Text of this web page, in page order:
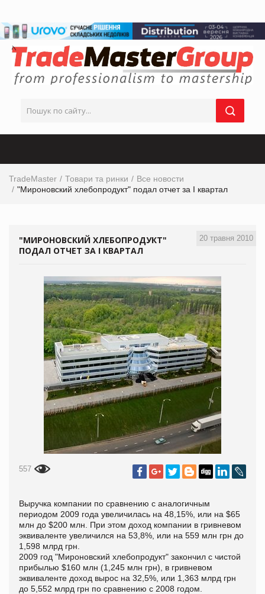
TradeMaster Товари та ринки
Все новости
"Мироновский хлебопродукт" подал отчет за I квартал
20 травня 2010
"МИРОНОВСКИЙ ХЛЕБОПРОДУКТ"
ПОДАЛ ОТЧЕТ ЗА I КВАРТАЛ
557
Выручка компании по сравнению с аналогичным
периодом 2009 года увеличилась на 48,15%, или на $65
млн до $200 млн. При этом доход компании в гривневом
эквиваленте увеличился на 53,8%, или на 559 млн грн до
1,598 млрд грн.
2009 год "Мироновский хлебопродукт" закончил с чистой
прибылью $160 млн (1,245 млн грн), в гривневом
эквиваленте доход вырос на 32,5%, или 1,363 млрд грн
до 5,552 млрд грн по сравнению с 2008 годом.